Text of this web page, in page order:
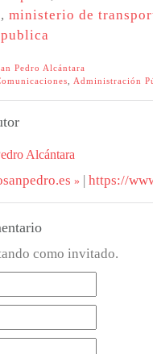
, ministerio de
Pedro Alcántara
Administración
Alcántara
https://
como invitado.